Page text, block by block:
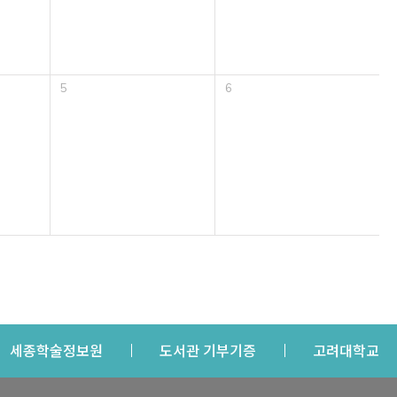
5 6
a new window
세종학술정보원 Opens a new window
도서관 기부기증 Opens a new
고려대학교